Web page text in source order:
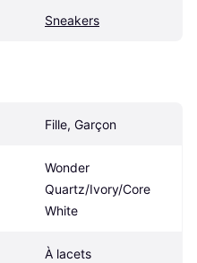
Sneakers
Fille, Garçon
Wonder
Quartz/Ivory/Core
White
À lacets